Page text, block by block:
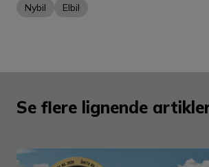
Nybil Elbil
Se flere lignende